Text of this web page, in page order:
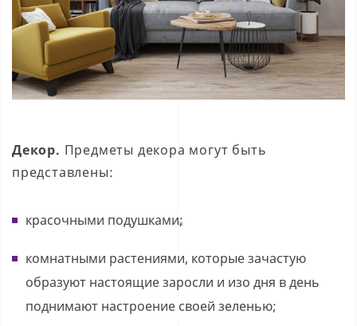
Декор. Предметы декора могут быть
представлены:
красочными подушками;
комнатными растениями, которые зачастую
образуют настоящие заросли и изо дня в день
поднимают настроение своей зеленью;